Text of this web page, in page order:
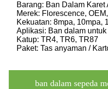
Barang: Ban Dalam Karet
Merek: Florescence,
Kekuatan: 8mpa, 10mpa,
Aplikasi: Ban dalam
Katup: TR4, TR6, TR87
Paket: Tas anyaman /
ban dalam sepeda